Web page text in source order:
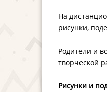
На
рисунки,
Родители и
творческой
Рисунки и